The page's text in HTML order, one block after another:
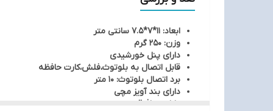
ابعاد: 11*7*7.5 سانتی متر
وزن: 250 گرم
دارای پنل خورشیدی
قابل اتصال به بلوتوث،فلش،کارت حافظه
برد اتصال بلوتوث: 10 متر
دارای بند آویز مچی
دارای چراغ قوه